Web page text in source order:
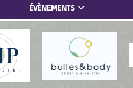
ÉVÈNEMENTS